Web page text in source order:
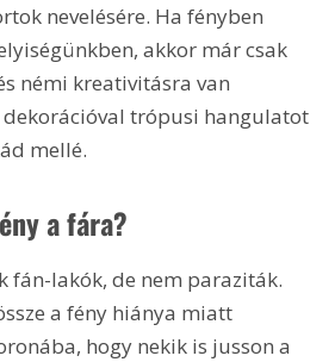
nevelésére. Ha fényben
akkor már csak
némi kreativitásra van
dekorációval trópusi hangulatot
mellé.
a fára?
a fény hiánya miatt
hogy nekik is jusson a